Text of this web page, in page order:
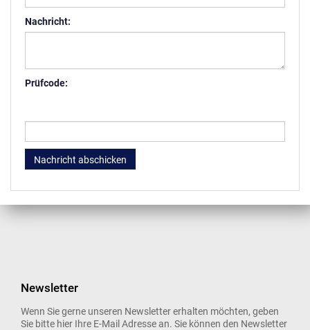
Nachricht:
Prüfcode:
Nachricht abschicken
Newsletter
Wenn Sie gerne unseren Newsletter erhalten möchten, geben
Sie bitte hier Ihre E-Mail Adresse an. Sie können den Newsletter